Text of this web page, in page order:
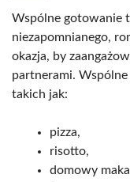
Wspólne gotowanie
niezapomnianego,
okazja, by
partnerami.
takich jak:
pizza,
risotto,
domowy